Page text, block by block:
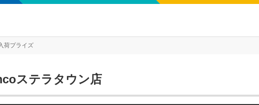
荷プライズ
ステラタウン店